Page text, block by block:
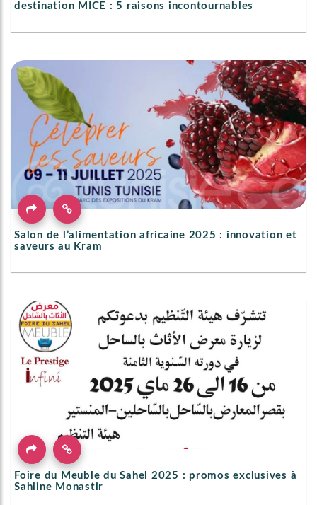
destination MICE : 5 raisons incontournables
Salon de l’alimentation africaine 2025 : innovation et
saveurs au Kram
Foire du Meuble du Sahel 2025 : promos exclusives à
Sahline Monastir